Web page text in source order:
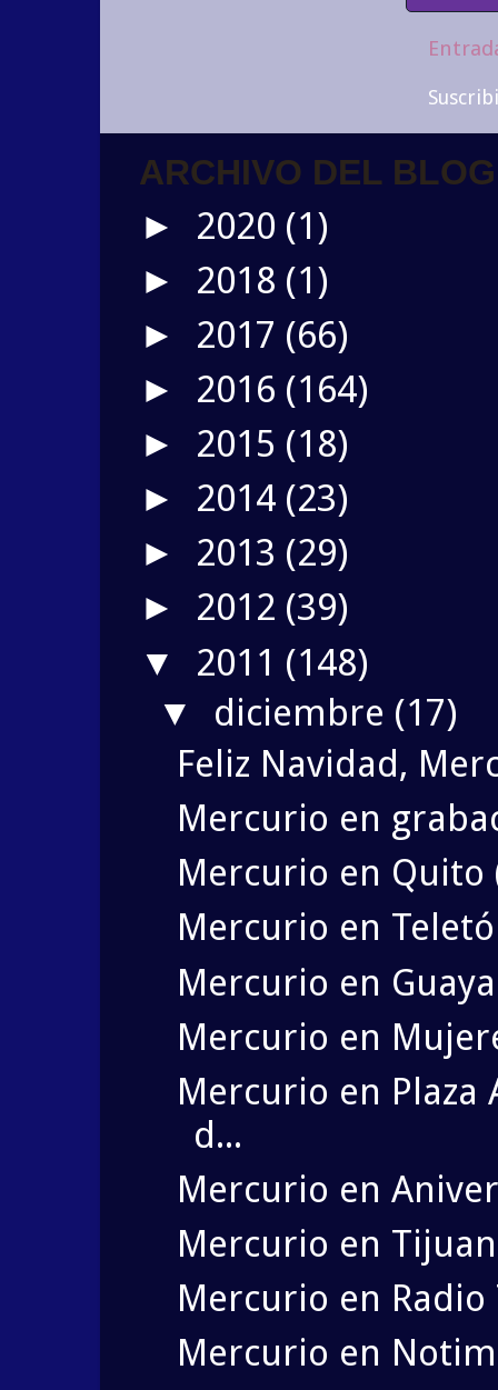
ARCHIVO DEL BLOG
► 2020 (1)
► 2018 (1)
► 2017 (66)
► 2016 (164)
► 2015 (18)
► 2014 (23)
► 2013 (29)
► 2012 (39)
▼ 2011 (148)
▼ diciembre (17)
Feliz Navidad,
Mercurio en
Mercurio en Quito
Mercurio en
Mercurio en
Mercurio en
Mercurio en
d...
Mercurio en
Mercurio en
Mercurio en Radio
Mercurio en